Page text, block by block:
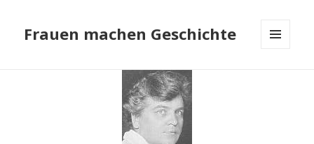
Frauen machen Geschichte